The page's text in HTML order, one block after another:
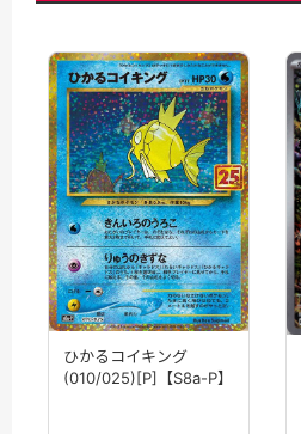
ひかるコイキング
(010/025)[P]【S8a-P】